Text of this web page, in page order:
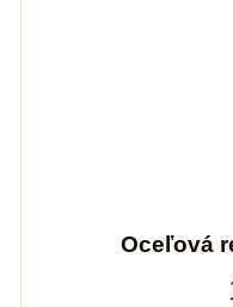
Oceľová